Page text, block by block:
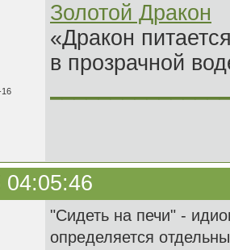
16
Золотой Дракон
«Дракон
в прозрачной
04:05:46
"Сидеть на печи" -
определяется